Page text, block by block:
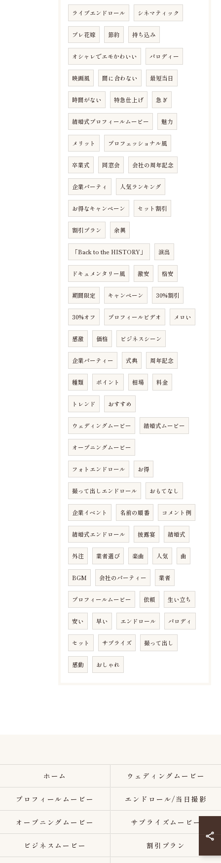
ライブエンドロール シネマティック
プレ花嫁 節約 持ち込み
オシャレでエモかわいい パロディー
映画風 間に合わない 最短当日
時間がない 特急仕上げ 急ぎ
結婚式プロフィールムービー 魅力
メリット プロフェッショナル風
卒業式 同窓会 会社の周年記念
企業パーティ 人気ランキング
お得なキャンペーン セット割引
割引プラン 余興
「Back to the HISTORY」 演出
ドキュメンタリー風 激安 格安
期間限定 キャンペーン 30%割引
30%オフ プロフィールビデオ メロい
感激 価格 ビジネスシーン
企業パーティー 式典 周年記念
種類 ポイント 相場 料金
トレンド おすすめ
ウェディングムービー 結婚式ムービー
オープニングムービー
フォトエンドロール お得
撮って出しエンドロール おもてなし
企業イベント 名前の順番 コメント例
結婚式エンドロール 披露宴 結婚式
外注 業者選び 楽曲 人気 曲
BGM 会社のパーティー 業者
プロフィールムービー 依頼 生い立ち
安い 早い エンドロール パロディ
セット サプライズ 撮って出し
感動 おしゃれ
ホーム ウェディングムービー
プロフィールムービー エンドロール/当日撮影
オープニングムービー サプライズムービー
ビジネスムービー 割引プラン